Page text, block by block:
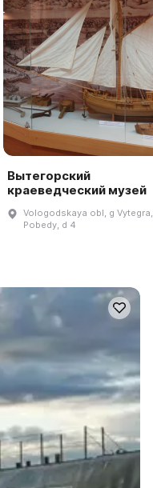
Вытегорский
краеведческий музей
Vologodskaya obl, g
Pobedy, d 4